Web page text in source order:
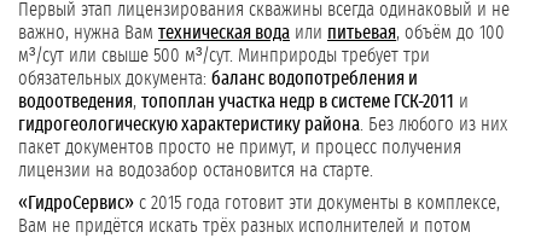
Первый этап лицензирования скважины всегда одинаковый и не
важно, нужна Вам техническая вода или питьевая, объём до 100
м³/сут или свыше 500 м³/сут. Минприроды требует три
обязательных документа: баланс водопотребления и
водоотведения, топоплан участка недр в системе ГСК-2011 и
гидрогеологическую характеристику района . Без любого из них
пакет документов просто не примут, и процесс получения
лицензии на водозабор остановится на старте.
«ГидроСервис» с 2015 года готовит эти документы в комплексе,
Вам не придётся искать трёх разных исполнителей и потом